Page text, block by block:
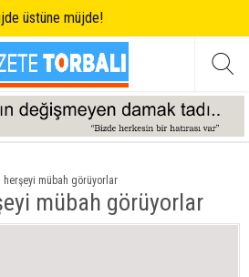
üstüne müjde!
herşeyi mübah görüyorlar
mübah görüyorlar